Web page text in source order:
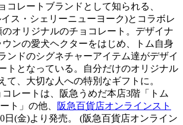
コレートブランドとして知られる、
イス・シェリーニューヨーク)とコラボレ
オリジナルのチョコレート。デザイナ
ンの愛犬ヘクターをはじめ、トム自身
ンドのシグネチャーアイテム達がデザイ
トとなっている。自分だけのオリジナル
て、大切な人への特別なギフトに。
コレートは、阪急うめだ本店3階「トム
ト」の他、
阪急百貨店オンラインスト
日(金)より発売。 (阪急百貨店オンライン